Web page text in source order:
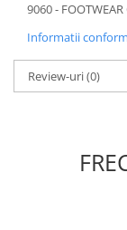
9060 - FOOTWEAR
Informatii
Review-uri(0)